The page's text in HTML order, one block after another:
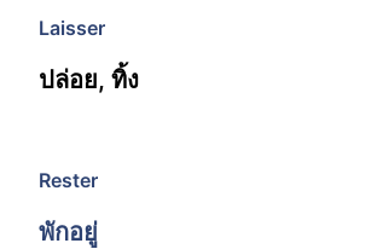
Laisser
ปล่อย, ทิ้ง
Rester
พักอยู่